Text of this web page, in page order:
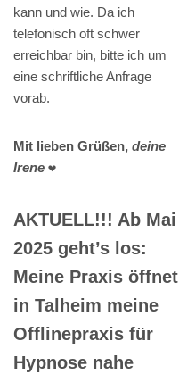
kann und wie. Da ich
telefonisch oft schwer
erreichbar bin, bitte ich um
eine schriftliche Anfrage
vorab.
Mit lieben Grüßen, deine
Irene ❤️
AKTUELL!!! Ab Mai
2025 geht’s los:
Meine Praxis öffnet
in Talheim meine
Offlinepraxis für
Hypnose nahe